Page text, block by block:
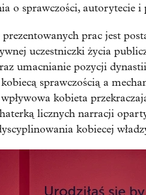
o sprawczości, autorytecie
prac jest
uczestniczki życia
umacnianie pozycji
sprawczością a
kobieta
licznych narracji
kobiecej